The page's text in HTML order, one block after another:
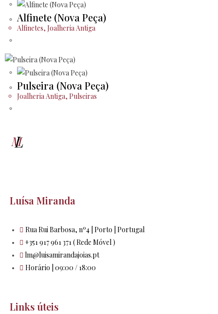
Alfinete (Nova Peça)
Alfinetes, Joalheria Antiga
Pulseira (Nova Peça)
Joalheria Antiga, Pulseiras
Luísa Miranda
Rua Rui Barbosa, nº4 | Porto | Portugal
+351 917 961 371 ( Rede Móvel )
lm@luisamirandajoias.pt
Horário | 09:00 / 18:00
Links úteis